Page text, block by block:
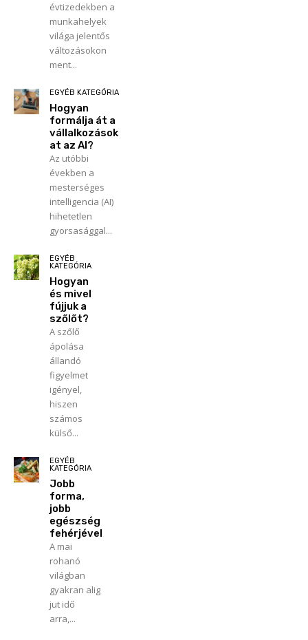
évtizedekben a
munkahelyek
világa jelentős
változásokon
ment...
EGYÉB KATEGÓRIA
Hogyan
formálja át a
vállalkozások
at az AI?
Az utóbbi
években a
mesterséges
intelligencia (AI)
hihetetlen
gyorsasággal...
EGYÉB
KATEGÓRIA
Hogyan
és mivel
fújjuk a
szőlőt?
A szőlő
ápolása
állandó
figyelmet
igényel,
hiszen
számos
külső...
EGYÉB
KATEGÓRIA
Jobb
forma,
jobb
egészség
fehérjével
A mai
rohanó
világban
gyakran alig
jut idő
arra,...